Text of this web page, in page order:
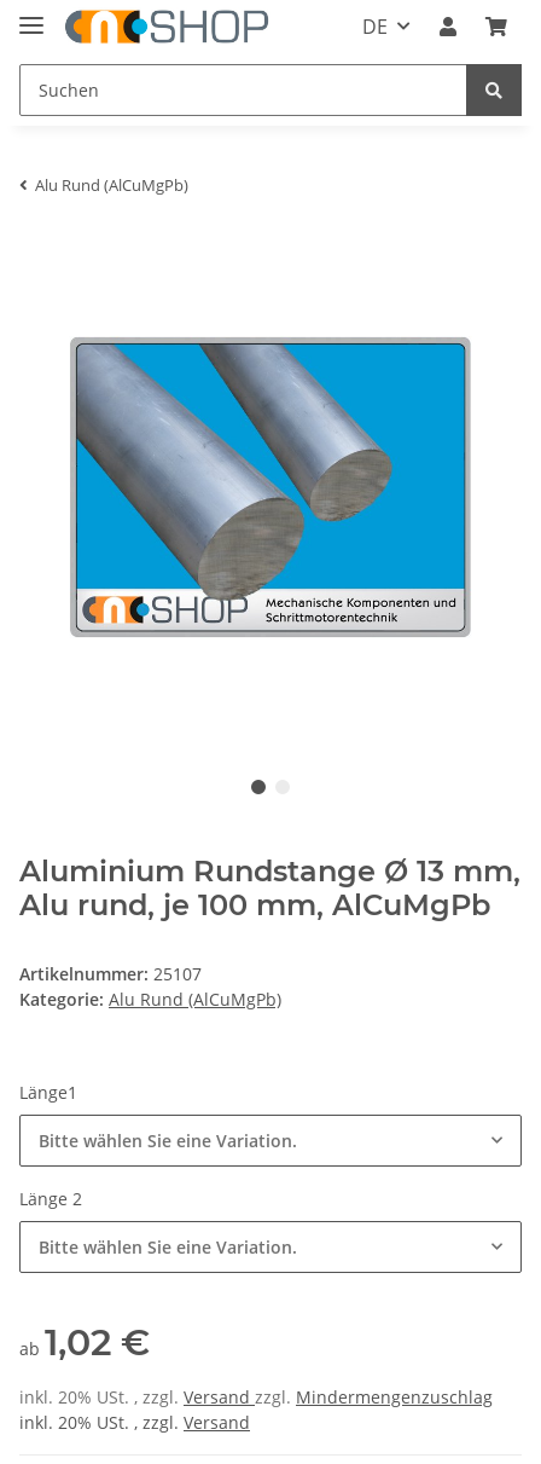
DE
Alu Rund (AlCuMgPb)
Aluminium Rundstange Ø 13 mm,
Alu rund, je 100 mm, AlCuMgPb
Artikelnummer: 25107
Kategorie: Alu Rund (AlCuMgPb)
Länge1
Bitte wählen Sie eine Variation.
Länge 2
Bitte wählen Sie eine Variation.
ab 1,02 €
inkl. 20% USt. , zzgl. Versand zzgl. Mindermengenzuschlag
inkl. 20% USt. , zzgl. Versand